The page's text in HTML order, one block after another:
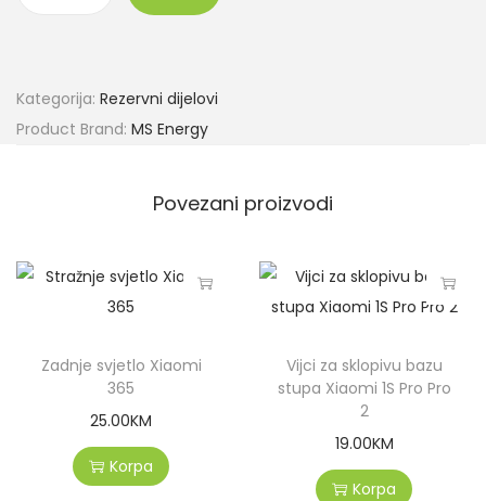
Kategorija: Rezervni dijelovi
Product Brand: MS Energy
Povezani proizvodi
Zadnje svjetlo Xiaomi
365
25.00KM
Korpa
Vijci za sklopivu bazu
stupa Xiaomi 1S Pro Pro
2
19.00KM
Korpa